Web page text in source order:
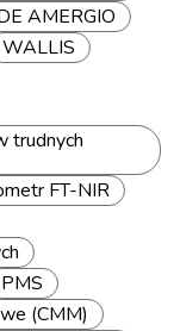
AMERGIO
WALLIS
trudnych
FT-NIR
PMS
(CMM)